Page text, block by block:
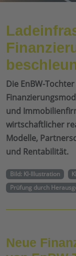
Die EnBW-
und
wirtschaftlicher
Modelle,
und Rentabilität.
Bild: KI-Illustration
Prüfung durch
Neue